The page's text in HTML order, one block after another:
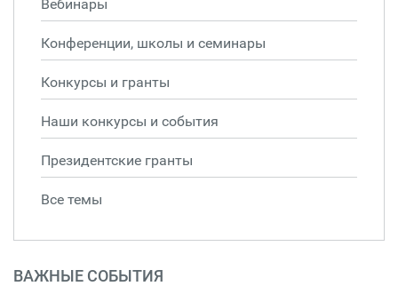
Вебинары
Конференции, школы и семинары
Конкурсы и гранты
Наши конкурсы и события
Президентские гранты
Все темы
ВАЖНЫЕ СОБЫТИЯ